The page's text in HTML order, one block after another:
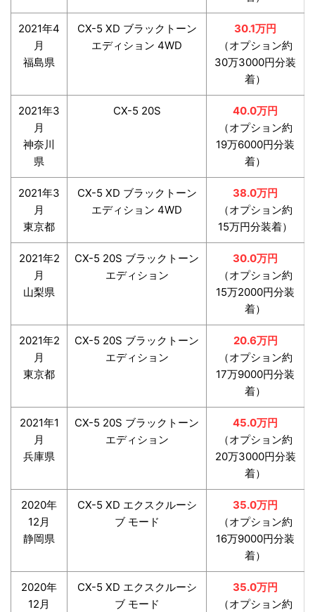
2021年4
月
福島県
CX-5 XD ブラックトーン
エディション 4WD
30.1万円
（オプション約
30万3000円分装
着）
2021年3
月
神奈川
県
CX-5 20S
40.0万円
（オプション約
19万6000円分装
着）
2021年3
月
東京都
CX-5 XD ブラックトーン
エディション 4WD
38.0万円
（オプション約
15万円分装着）
2021年2
月
山梨県
CX-5 20S ブラックトーン
エディション
30.0万円
（オプション約
15万2000円分装
着）
2021年2
月
東京都
CX-5 20S ブラックトーン
エディション
20.6万円
（オプション約
17万9000円分装
着）
2021年1
月
兵庫県
CX-5 20S ブラックトーン
エディション
45.0万円
（オプション約
20万3000円分装
着）
2020年
12月
静岡県
CX-5 XD エクスクルーシ
ブ モード
35.0万円
（オプション約
16万9000円分装
着）
2020年
12月
CX-5 XD エクスクルーシ
ブ モード
35.0万円
（オプション約